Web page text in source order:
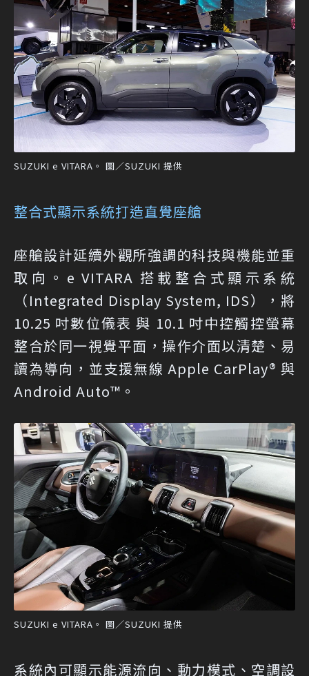
SUZUKI e VITARA。 圖／SUZUKI 提供
整合式顯示系統打造直覺座艙
座艙設計延續外觀所強調的科技與機能並重
取向。e VITARA 搭載整合式顯示系統
（Integrated Display System, IDS），將
10.25 吋數位儀表 與 10.1 吋中控觸控螢幕
整合於同一視覺平面，操作介面以清楚、易
讀為導向，並支援無線 Apple CarPlay® 與
Android Auto™。
SUZUKI e VITARA。 圖／SUZUKI 提供
系統內可顯示能源流向、動力模式、空調設